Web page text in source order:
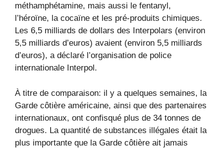
méthamphétamine, mais aussi le fentanyl,
l’héroïne, la cocaïne et les pré-produits chimiques.
Les 6,5 milliards de dollars des Interpolars (environ
5,5 milliards d’euros) avaient (environ 5,5 milliards
d’euros), a déclaré l’organisation de police
internationale Interpol.
À titre de comparaison: il y a quelques semaines, la
Garde côtière américaine, ainsi que des partenaires
internationaux, ont confisqué plus de 34 tonnes de
drogues. La quantité de substances illégales était la
plus importante que la Garde côtière ait jamais